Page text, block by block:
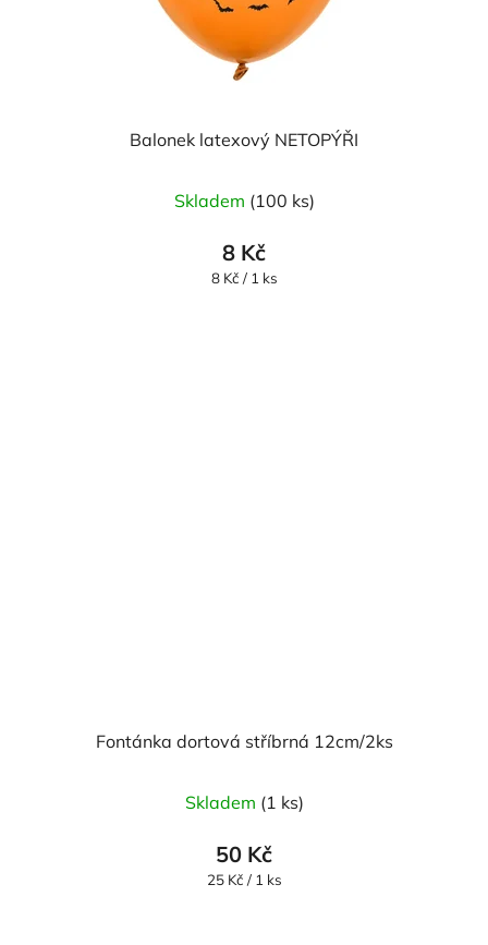
Balonek latexový NETOPÝŘI
Skladem (100 ks)
8 Kč
Měrná
8 Kč / 1 ks
Fontánka dortová stříbrná 12cm/2ks
Skladem (1 ks)
50 Kč
Měrná
25 Kč / 1 ks